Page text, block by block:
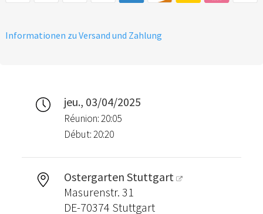
Informationen zu Versand und Zahlung
jeu., 03/04/2025
Réunion: 20:05
Début: 20:20
Ostergarten Stuttgart
Masurenstr. 31
DE-70374 Stuttgart